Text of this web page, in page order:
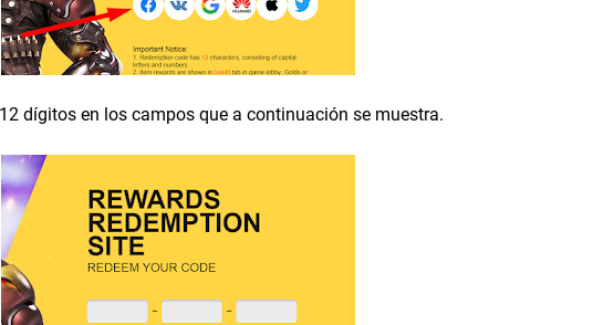
dígitos en los campos que a continuación se muestra.